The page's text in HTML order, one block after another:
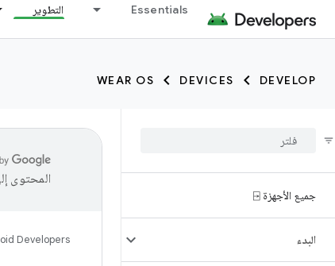
Essentials التطوير
DEVELOP
DEVICES
WEAR OS
جميع الأجهزة ⍈
البدء
المحتوى
Developers